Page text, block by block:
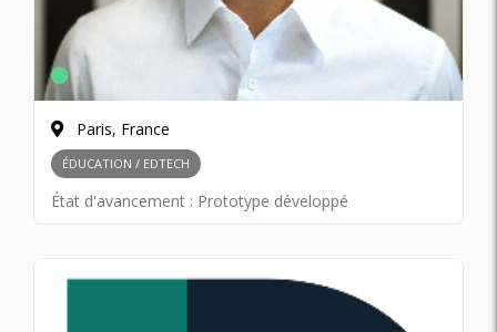
Paris, France
ÉDUCATION / EDTECH
État d'avancement : Prototype développé